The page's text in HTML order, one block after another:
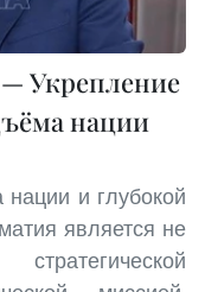
Укрепление
нации
и глубокой
является не